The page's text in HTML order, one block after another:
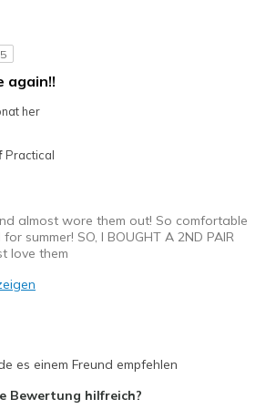
Feels true to width
Shoes are for Wearing
5
again!!
her
Practical
almost wore them out! So comfortable
summer! SO, I BOUGHT A 2ND PAIR
love them
es einem Freund empfehlen
Bewertung hilfreich?